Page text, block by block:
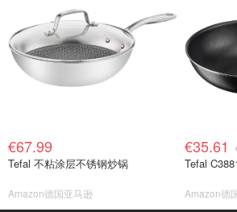
€67.99
Tefal 不粘涂层不锈钢炒锅
Amazon德国亚马逊
€35.61
Amazon德